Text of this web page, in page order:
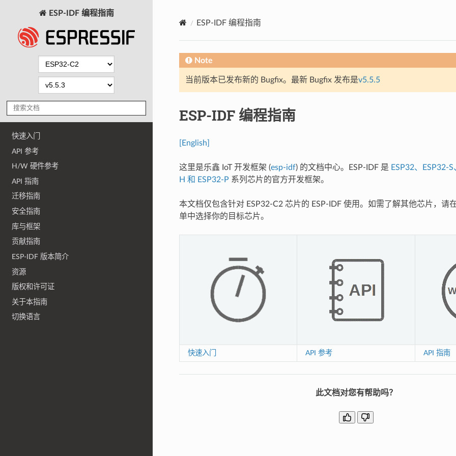
ESP-IDF 编程指南
快速入门
API 参考
H/W 硬件参考
API 指南
迁移指南
安全指南
库与框架
贡献指南
ESP-IDF 版本简介
资源
版权和许可证
关于本指南
切换语言
ESP-IDF 编程指南
Note
当前版本已发布新的 Bugfix。最新 Bugfix 发布是v5.5.5
ESP-IDF 编程指南
[English]
这里是乐鑫 IoT 开发框架 (esp-idf) 的文档中心。ESP-IDF 是 ESP32、ESP32-
H 和 ESP32-P 系列芯片的官方开发框架。
本文档仅包含针对 ESP32-C2 芯片的 ESP-IDF 使用。如需了解其他芯片，请
单中选择你的目标芯片。
快速入门 API 参考 API 指南
此文档对您有帮助吗？